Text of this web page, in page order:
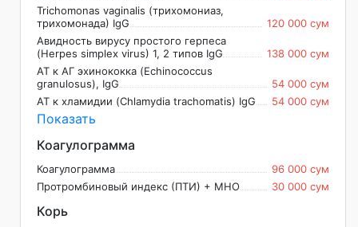
Trichomonas vaginalis (трихомониаз,
трихомонада) IgG
120 000 сум
Авидность вирусу простого герпеса
(Herpes simplex virus) 1, 2 типов IgG
138 000 сум
АТ к АГ эхинококка (Echinococcus
granulosus), IgG
54 000 сум
АТ к хламидии (Chlamydia trachomatis) IgG
54 000 сум
Показать
Коагулограмма
Коагулограмма
96 000 сум
Протромбиновый индекс (ПТИ) + МНО
30 000 сум
Корь